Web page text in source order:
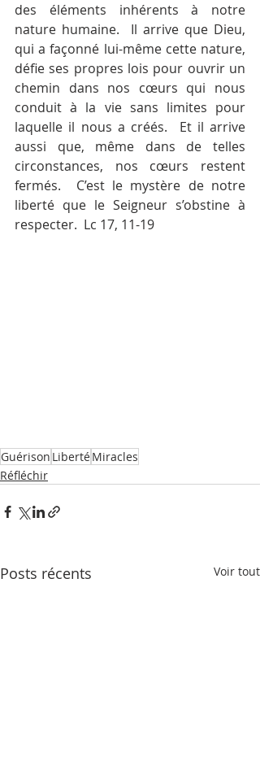
des éléments inhérents à notre
nature humaine.  Il arrive que Dieu,
qui a façonné lui-même cette nature,
défie ses propres lois pour ouvrir un
chemin dans nos cœurs qui nous
conduit à la vie sans limites pour
laquelle il nous a créés.  Et il arrive
aussi que, même dans de telles
circonstances, nos cœurs restent
fermés.  C’est le mystère de notre
liberté que le Seigneur s’obstine à
respecter.  Lc 17, 11-19
Guérison LibertéMiracles
Réfléchir
Posts récents Voir tout